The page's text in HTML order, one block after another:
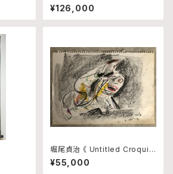
¥126,000
堀尾貞治 《 Untitled Croquis
1 》
¥55,000